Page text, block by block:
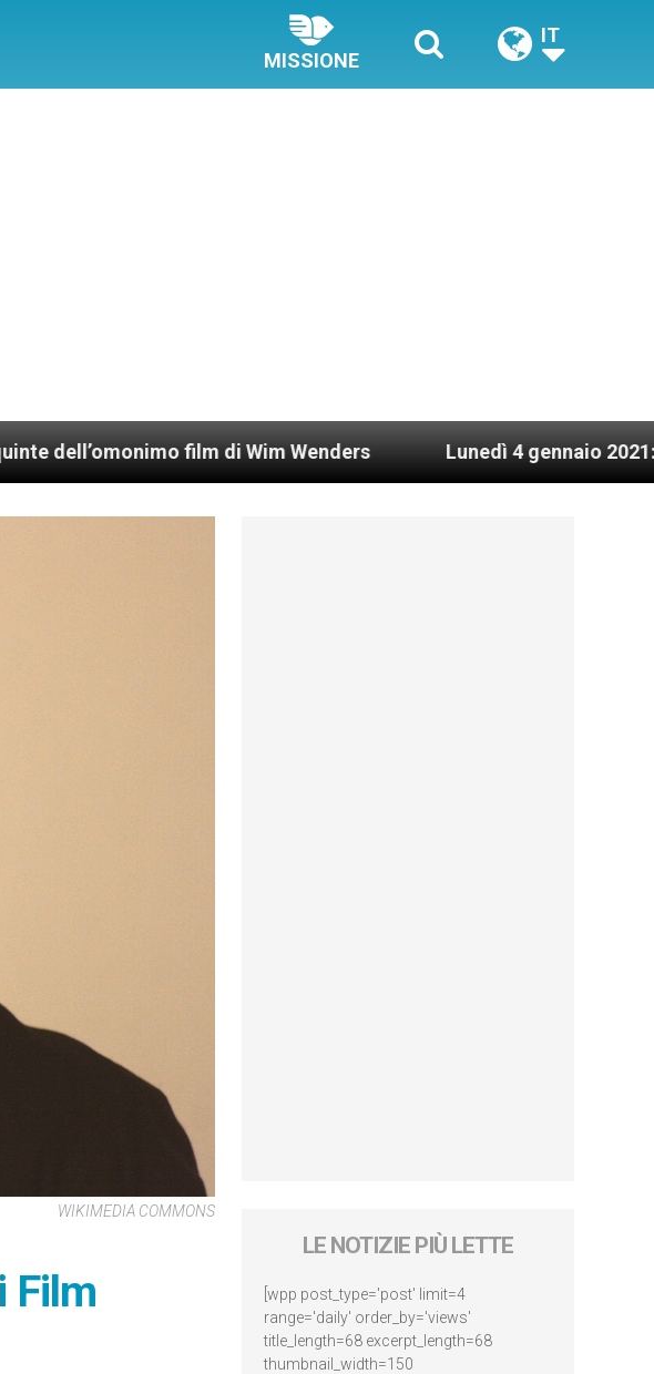
MISSIONE
IT
film di Wim Wenders Lunedì 4 gennaio 2021: Possesso
WIKIMEDIA COMMONS
Film
LE NOTIZIE PIÙ LETTE
[wpp post_type='post' limit=4
range='daily' order_by='views'
title_length=68 excerpt_length=68
thumbnail_width=150